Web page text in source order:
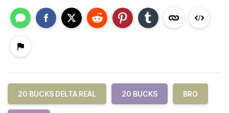
20 BUCKS DELTA REAL 20 BUCKS BRO